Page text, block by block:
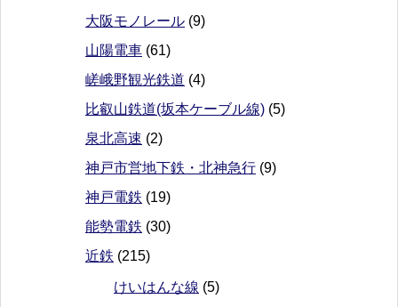
大阪モノレール (9)
山陽電車 (61)
嵯峨野観光鉄道 (4)
比叡山鉄道(坂本ケーブル線) (5)
泉北高速 (2)
神戸市営地下鉄・北神急行 (9)
神戸電鉄 (19)
能勢電鉄 (30)
近鉄 (215)
けいはんな線 (5)